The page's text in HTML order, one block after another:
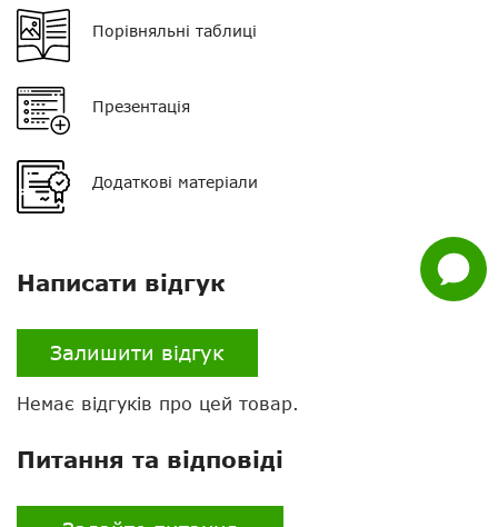
Задати
питання
Роз'єм Порівняльні таблиці
Презентація
Додаткові матеріали
Написати відгук
Залишити відгук
Немає відгуків про цей товар.
Питання та відповіді